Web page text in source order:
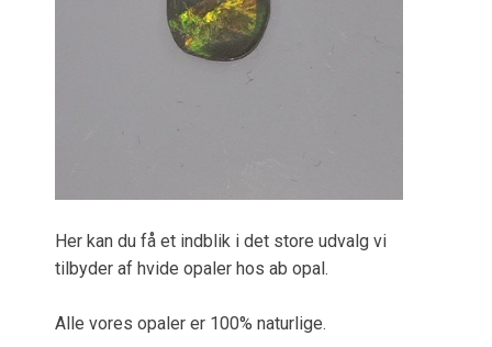
Her kan du få et indblik i det store udvalg vi
tilbyder af hvide opaler hos ab opal.
Alle vores opaler er 100% naturlige.